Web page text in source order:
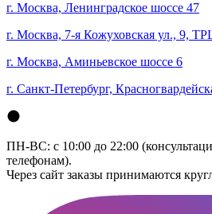
г. Москва, Ленинградское шоссе 47
г. Москва, 7-я Кожуховская ул., 9,
г. Москва, Аминьевское шоссе 6
г. Санкт-Петербург,
ПН-ВС: с 10:00 до 22:00
телефонам).
Через сайт заказы принимаются